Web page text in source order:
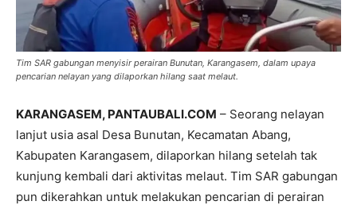
Tim SAR gabungan menyisir perairan Bunutan, Karangasem, dalam upaya
pencarian nelayan yang dilaporkan hilang saat melaut.
KARANGASEM, PANTAUBALI.COM – Seorang nelayan
lanjut usia asal Desa Bunutan, Kecamatan Abang,
Kabupaten Karangasem, dilaporkan hilang setelah tak
kunjung kembali dari aktivitas melaut. Tim SAR gabungan
pun dikerahkan untuk melakukan pencarian di perairan